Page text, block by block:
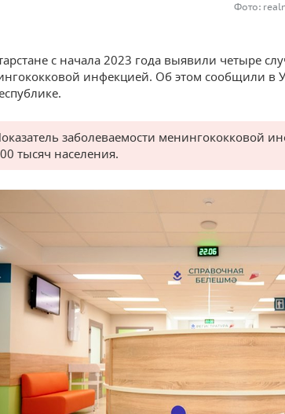
Фото:
с начала 2023 года выявили четыре
инфекцией. Об этом сообщили в
заболеваемости менингококковой
тысяч населения.